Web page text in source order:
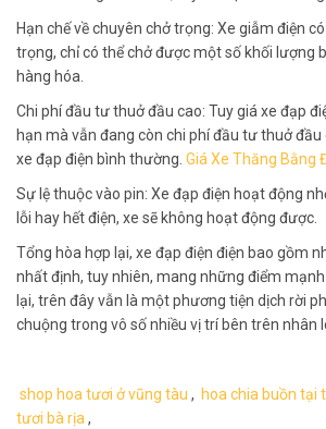
Hạn chế về chuyên chở trọng: Xe giẫm điện
trọng, chỉ có thể chở được một số khối lượng
hàng hóa.
Chi phí đầu tư thuở đầu cao: Tuy giá xe đạp
hạn mà vẫn đang còn chi phí đầu tư thuở đầu
xe đạp điện bình thường. Giá Xe Thăng Bằng
Sự lệ thuộc vào pin: Xe đạp điện hoạt động
lỗi hay hết điện, xe sẽ không hoạt động được.
Tổng hòa hợp lại, xe đạp điện điện bao gồm
nhất định, tuy nhiên, mang những điểm
lại, trên đây vẫn là một phương tiện dịch rời
chuộng trong vô số nhiều vị trí bên trên nhân
shop hoa tươi ở vũng tàu , hoa chia buồn tại
tươi bà rịa,